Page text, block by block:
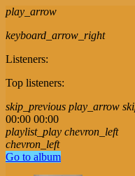
play_arrow
keyboard_arrow_right
Listeners:
Top listeners:
skip_previous play_arrow
00:00 00:00
playlist_play chevron_left
chevron_left
Go to album